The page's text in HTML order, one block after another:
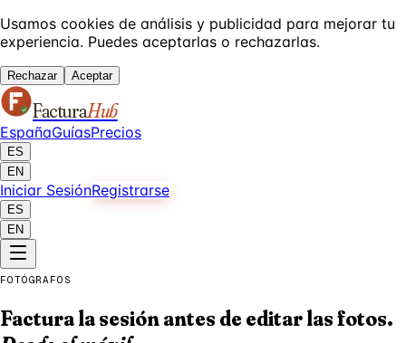
Usamos cookies de análisis y publicidad para mejorar tu
experiencia. Puedes aceptarlas o rechazarlas.
Rechazar Aceptar
FacturaHub
EspañaGuíasPrecios
ES
EN
Iniciar SesiónRegistrarse
ES
EN
FOTÓGRAFOS
Factura la sesión antes de editar las fotos.